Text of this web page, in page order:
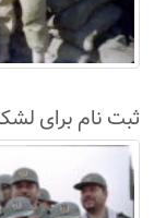
ثبت نام برای